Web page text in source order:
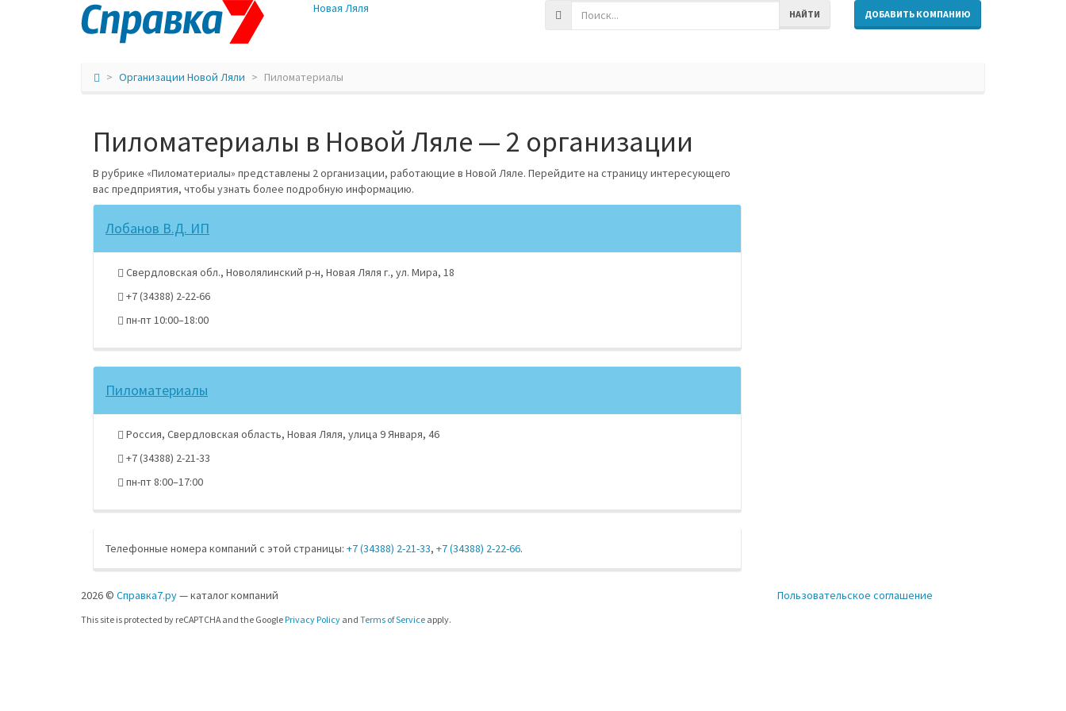
Новая Ляля НАЙТИ ДОБАВИТЬ КОМПАНИЮ
Организации Новой Ляли Пиломатериалы
Пиломатериалы в Новой Ляле — 2 организации
В рубрике «Пиломатериалы» представлены 2 организации, работающие в Новой Ляле. Перейдите на страницу интересующего
вас предприятия, чтобы узнать более подробную информацию.
Лобанов В.Д. ИП
Свердловская обл., Новолялинский р-н, Новая Ляля г., ул. Мира, 18
+7 (34388) 2-22-66
пн-пт 10:00–18:00
Пиломатериалы
Россия, Свердловская область, Новая Ляля, улица 9 Января, 46
+7 (34388) 2-21-33
пн-пт 8:00–17:00
Телефонные номера компаний с этой страницы: +7 (34388) 2-21-33, +7 (34388) 2-22-66.
2026 © Справка7.ру— каталог компаний
This site is protected by reCAPTCHA and the Google Privacy Policy and Terms of Service apply.
Пользовательское соглашение